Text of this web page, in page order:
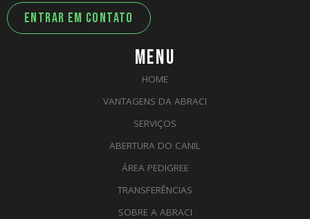
ENTRAR EM CONTATO
MENU
HOME
VANTAGENS DA ABRACI
SERVIÇOS
ABERTURA DO CANIL
ÁREA PEDIGREE
TRANSFERÊNCIAS
SOBRE A ABRACI